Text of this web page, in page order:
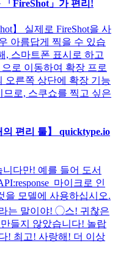
FireShot」가 편리!
】 실제로 FireShot을 사
아름답게 찍을 수 있습
, 스마트폰 표시로 하고
으로 이동하여 확장 프로
오른쪽 상단에 확장 기능
로, 스쿠쇼를 찍고 싶은
편리 툴】 quicktype.io
다만! 예를 들어 도서
마이크로 인
을 모델에 사용하십시오.
는 말이야! ◯스! 귀찮은
들지 않았습니다! 놀랍
! 최고! 사랑해! 더 이상